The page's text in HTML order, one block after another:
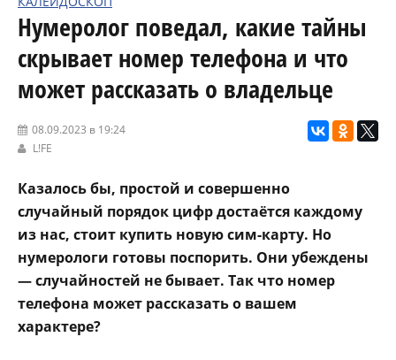
Нумеролог поведал, какие тайны
скрывает номер телефона и что
может рассказать о владельце
08.09.2023 в 19:24
L!FE
Казалось бы, простой и совершенно
случайный порядок цифр достаётся каждому
из нас, стоит купить новую сим-карту. Но
нумерологи готовы поспорить. Они убеждены
— случайностей не бывает. Так что номер
телефона может рассказать о вашем
характере?